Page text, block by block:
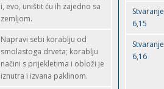
i, evo, uništit ću ih zajedno sa
zemljom.
Napravi sebi korablju od
smolastoga drveta; korablju
načini s prijekletima i obloži je
iznutra i izvana paklinom.
Stvaranje
6,15
Stvaranje
6,16